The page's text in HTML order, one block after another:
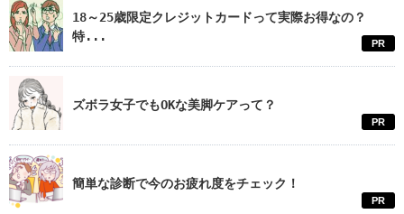
18～25歳限定クレジットカードって実際お得なの？
特...
PR
ズボラ女子でもOKな美脚ケアって？
PR
簡単な診断で今のお疲れ度をチェック！
PR